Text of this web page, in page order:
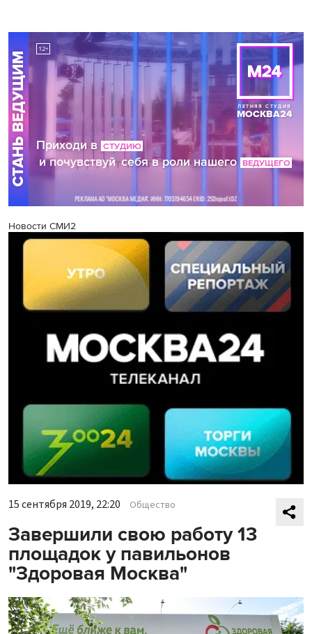
Новости СМИ2
15 сентября 2019, 22:20 Общество
Завершили свою работу 13
площадок у павильонов
"Здоровая Москва"